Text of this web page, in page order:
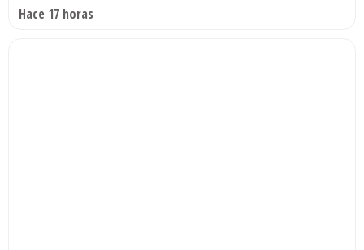
Hace 17 horas